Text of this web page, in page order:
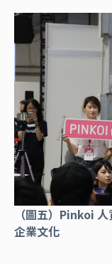
（圖五）Pinkoi
企業文化